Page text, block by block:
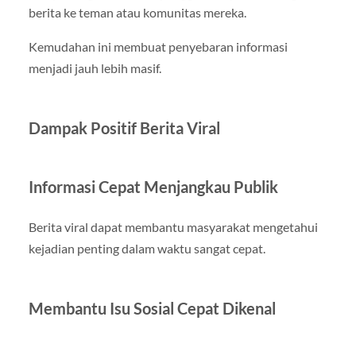
berita ke teman atau komunitas mereka.
Kemudahan ini membuat penyebaran informasi
menjadi jauh lebih masif.
Dampak Positif Berita Viral
Informasi Cepat Menjangkau Publik
Berita viral dapat membantu masyarakat mengetahui
kejadian penting dalam waktu sangat cepat.
Membantu Isu Sosial Cepat Dikenal